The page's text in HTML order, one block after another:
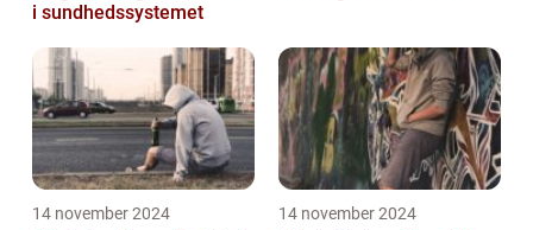
i sundhedssystemet
14 november 2024 14 november 2024